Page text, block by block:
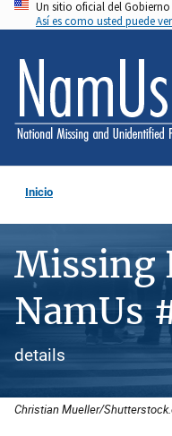
Pasar
al
contenido
principal
Un sitio oficial del
Así es como usted puede
Inicio
Missing
NamUs
details
Christian Mueller/